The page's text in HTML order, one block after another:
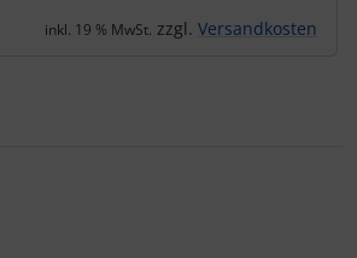
inkl. 19 % MwSt. zzgl. Versandkosten